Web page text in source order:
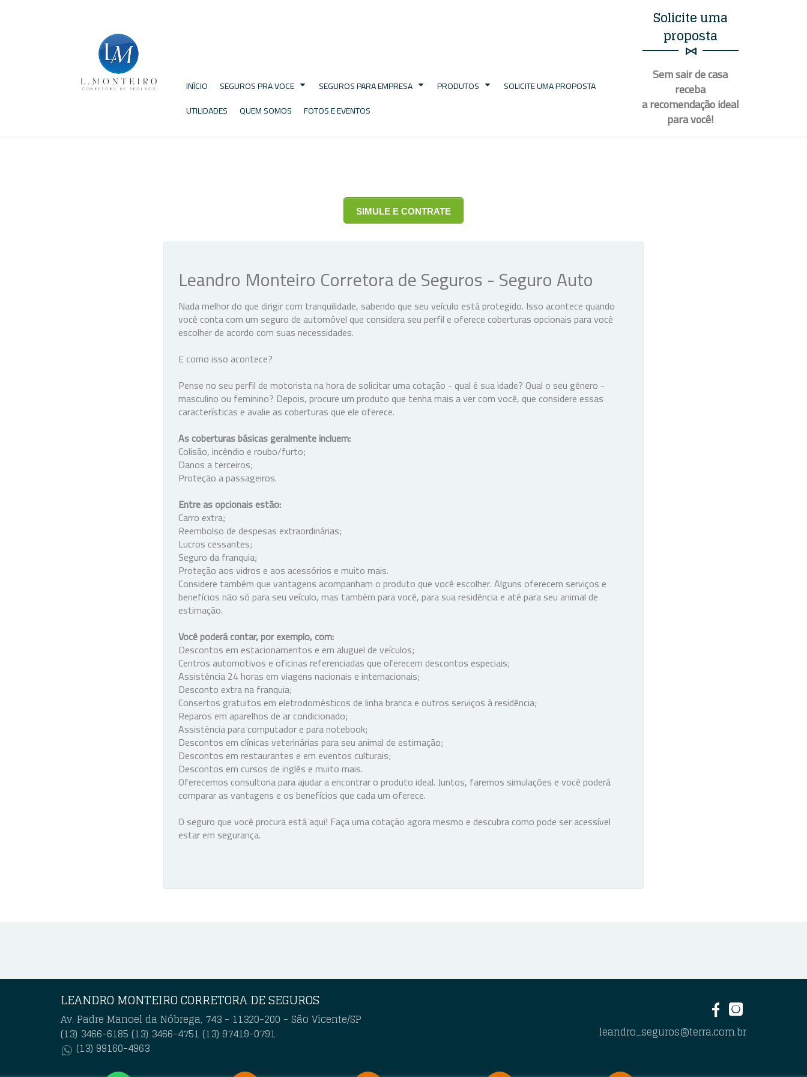
INÍCIO SEGUROS PRA VOCE SEGUROS PARA EMPRESA PRODUTOS
SOLICITE UMA PROPOSTA
UTILIDADES
QUEM SOMOS FOTOS E EVENTOS
Solicite uma
proposta
Sem sair de casa
receba
a recomendação ideal
paravocê!
SIMULE E CONTRATE
Leandro Monteiro Corretora de Seguros - Seguro Auto
Nada melhor do que dirigir com tranquilidade, sabendo que seu veículo está protegido. Isso acontece quando
você conta com um seguro de automóvel que considera seu perfil e oferece coberturas opcionais para você
escolher de acordo com suas necessidades.
E como isso acontece?
Pense no seu perfil de motorista na hora de solicitar uma cotação - qual é sua idade? Qual o seu gênero -
masculino ou feminino? Depois, procure um produto que tenha mais a ver com você, que considere essas
características e avalie as coberturas que ele oferece.
As coberturas básicas geralmente incluem:
Colisão, incêndio e roubo/furto;
Danos a terceiros;
Proteção a passageiros.
Entre as opcionais estão:
Carro extra;
Reembolso de despesas extraordinárias;
Lucros cessantes;
Seguro da franquia;
Proteção aos vidros e aos acessórios e muito mais.
Considere também que vantagens acompanham o produto que você escolher. Alguns oferecem serviços e
benefícios não só para seu veículo, mas também para você, para sua residência e até para seu animal de
estimação.
Você poderá contar, por exemplo, com:
Descontos em estacionamentos e em aluguel de veículos;
Centros automotivos e oficinas referenciadas que oferecem descontos especiais;
Assistência 24 horas em viagens nacionais e internacionais;
Desconto extra na franquia;
Consertos gratuitos em eletrodomésticos de linha branca e outros serviços à residência;
Reparos em aparelhos de ar condicionado;
Assistência para computador e para notebook;
Descontos em clínicas veterinárias para seu animal de estimação;
Descontos em restaurantes e em eventos culturais;
Descontos em cursos de inglês e muito mais.
Oferecemos consultoria para ajudar a encontrar o produto ideal. Juntos, faremos simulações e você poderá
comparar as vantagens e os benefícios que cada um oferece.
O seguro que você procura está aqui! Faça uma cotação agora mesmo e descubra como pode ser acessível
estar em segurança.
LEANDRO MONTEIRO CORRETORA DE SEGUROS
Av. Padre Manoel da Nóbrega, 743 - 11320-200 - São Vicente/SP
(13) 3466-6185 (13) 3466-4751 (13) 97419-0791
(13) 99160-4963
leandro_seguros@terra.com.br